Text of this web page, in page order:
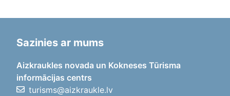
Sazinies ar mums
Aizkraukles novada un Kokneses Tūrisma
informācijas centrs
turisms@aizkraukle.lv